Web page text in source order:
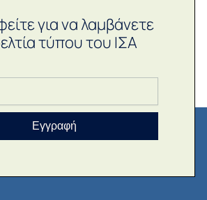
για να λαμβάνετε
τύπου του ΙΣΑ
Εγγραφή